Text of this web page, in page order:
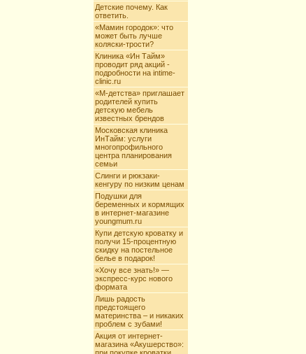
Детские почему. Как
ответить.
«Мамин городок»: что
может быть лучше
коляски-трости?
Клиника «Ин Тайм»
проводит ряд акций -
подробности на intime-
clinic.ru
«М-детства» приглашает
родителей купить
детскую мебель
известных брендов
Московская клиника
ИнТайм: услуги
многопрофильного
центра планирования
семьи
Слинги и рюкзаки-
кенгуру по низким ценам
Подушки для
беременных и кормящих
в интернет-магазине
youngmum.ru
Купи детскую кроватку и
получи 15-процентную
скидку на постельное
белье в подарок!
«Хочу все знать!» —
экспресс-курс нового
формата
Лишь радость
предстоящего
материнства – и никаких
проблем с зубами!
Акция от интернет-
магазина «Акушерство»: